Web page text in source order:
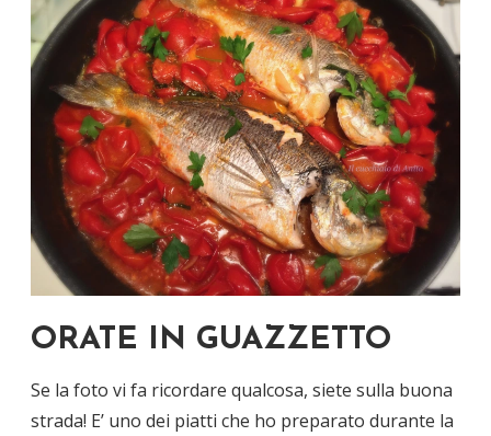
ORATE IN GUAZZETTO
Se la foto vi fa ricordare qualcosa, siete sulla buona
strada! E’ uno dei piatti che ho preparato durante la